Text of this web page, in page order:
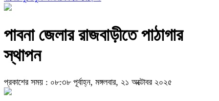
পাবনা জেলার রাজবাড়ীতে পাঠাগার
স্থাপন
প্রকাশের সময় : ০৮:৩৮ পূর্বাহ্ন, মঙ্গলবার, ২১ অক্টোবর ২০২৫